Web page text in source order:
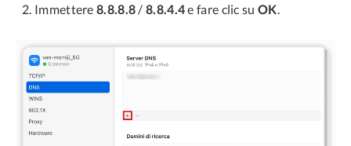
Immettere 8.8.8.8 /8.8.4.4e fare clic su OK